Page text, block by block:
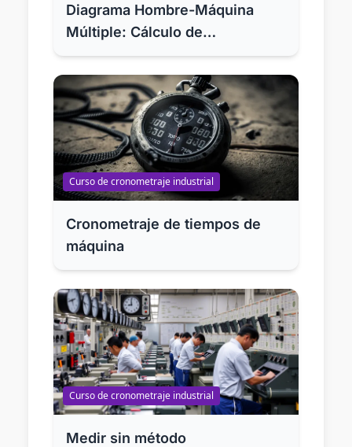
Diagrama Hombre-Máquina
Múltiple: Cálculo de
Interferencias, Norma ISO
10075 y Optimización
Estocástica (Guía Técnica 2025)
Curso de cronometraje industrial
Cronometraje de tiempos de
máquina
Curso de cronometraje industrial
Medir sin método